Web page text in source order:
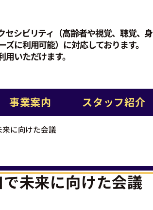
セシビリティ（高齢者や視覚、聴覚、身
に利用可能）に対応しております。
いただけます。
事業案内 スタッフ紹介
に向けた会議
未来に向けた会議